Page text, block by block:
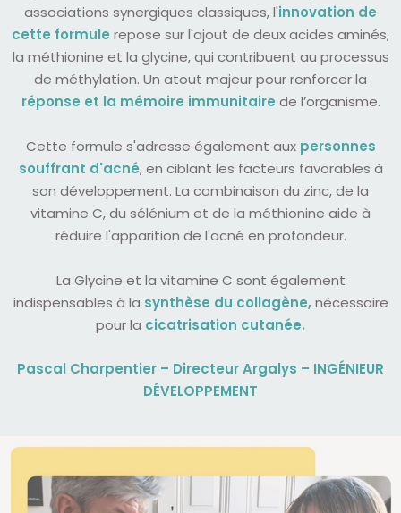
associations synergiques classiques, l'innovation de
cette formule repose sur l'ajout de deux acides aminés,
la méthionine et la glycine, qui contribuent au processus
de méthylation. Un atout majeur pour renforcer la
réponse et la mémoire immunitaire de l’organisme.
Cette formule s'adresse également aux personnes
souffrant d'acné, en ciblant les facteurs favorables à
son développement. La combinaison du zinc, de la
vitamine C, du sélénium et de la méthionine aide à
réduire l'apparition de l'acné en profondeur.
La Glycine et la vitamine C sont également
indispensables à la synthèse du collagène,nécessaire
pour la cicatrisation cutanée.
Pascal Charpentier – Directeur Argalys – INGÉNIEUR
DÉVELOPPEMENT